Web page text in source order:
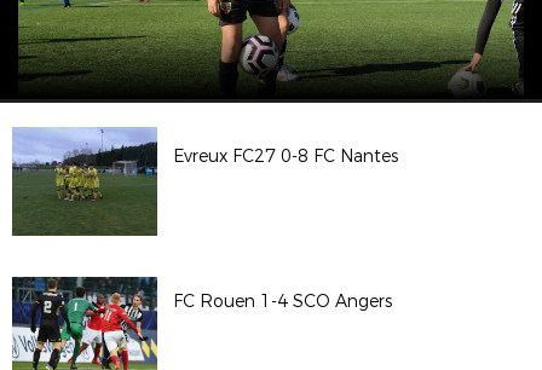
Evreux FC27 0-8 FC Nantes
FC Rouen 1-4 SCO Angers